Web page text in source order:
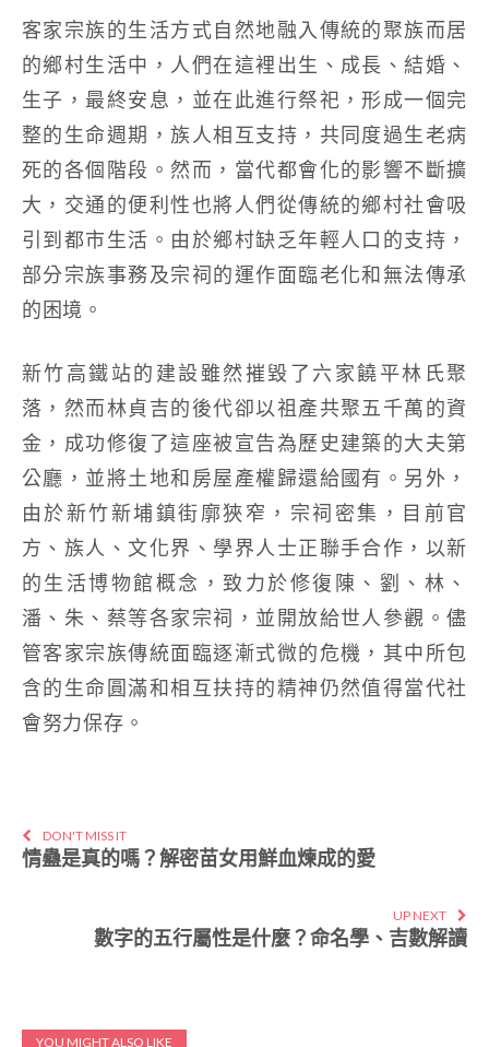
客家宗族的生活方式自然地融入傳統的聚族而居
的鄉村生活中，人們在這裡出生、成長、結婚、
生子，最終安息，並在此進行祭祀，形成一個完
整的生命週期，族人相互支持，共同度過生老病
死的各個階段。然而，當代都會化的影響不斷擴
大，交通的便利性也將人們從傳統的鄉村社會吸
引到都市生活。由於鄉村缺乏年輕人口的支持，
部分宗族事務及宗祠的運作面臨老化和無法傳承
的困境。
新竹高鐵站的建設雖然摧毀了六家饒平林氏聚
落，然而林貞吉的後代卻以祖產共聚五千萬的資
金，成功修復了這座被宣告為歷史建築的大夫第
公廳，並將土地和房屋產權歸還給國有。另外，
由於新竹新埔鎮街廓狹窄，宗祠密集，目前官
方、族人、文化界、學界人士正聯手合作，以新
的生活博物館概念，致力於修復陳、劉、林、
潘、朱、蔡等各家宗祠，並開放給世人參觀。儘
管客家宗族傳統面臨逐漸式微的危機，其中所包
含的生命圓滿和相互扶持的精神仍然值得當代社
會努力保存。
DON'T MISS IT
情蠱是真的嗎？解密苗女用鮮血煉成的愛
UP NEXT
數字的五行屬性是什麼？命名學、吉數解讀
YOU MIGHT ALSO LIKE